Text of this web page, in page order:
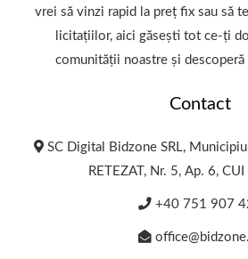
vrei să vinzi rapid la preț fix sau să
licitațiilor, aici găsești tot ce-ți
comunității noastre și
Contact
SC Digital Bidzone SRL,
RETEZAT, Nr. 5, Ap. 6,
+40 751 907